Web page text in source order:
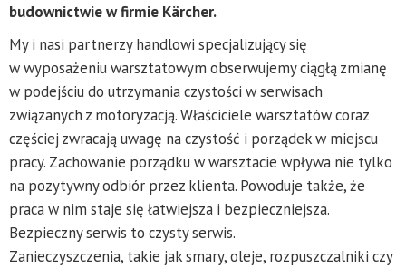
budownictwie w firmie Kärcher.
My i nasi partnerzy handlowi specjalizujący się
w wyposażeniu warsztatowym obserwujemy ciągłą zmianę
w podejściu do utrzymania czystości w serwisach
związanych z motoryzacją. Właściciele warsztatów coraz
częściej zwracają uwagę na czystość i porządek w miejscu
pracy. Zachowanie porządku w warsztacie wpływa nie tylko
na pozytywny odbiór przez klienta. Powoduje także, że
praca w nim staje się łatwiejsza i bezpieczniejsza.
Bezpieczny serwis to czysty serwis.
Zanieczyszczenia, takie jak smary, oleje, rozpuszczalniki czy